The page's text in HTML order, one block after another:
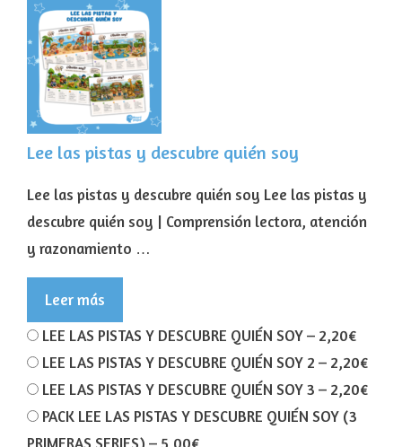
Lee las pistas y descubre quién soy
Lee las pistas y descubre quién soy Lee las pistas y
descubre quién soy | Comprensión lectora, atención
y razonamiento …
Leer más
LEE LAS PISTAS Y DESCUBRE QUIÉN SOY– 2,20€
LEE LAS PISTAS Y DESCUBRE QUIÉN SOY 2 – 2,20€
LEE LAS PISTAS Y DESCUBRE QUIÉN SOY 3 – 2,20€
PACK LEE LAS PISTAS Y DESCUBRE QUIÉN SOY (3
PRIMERAS SERIES) – 5,00€